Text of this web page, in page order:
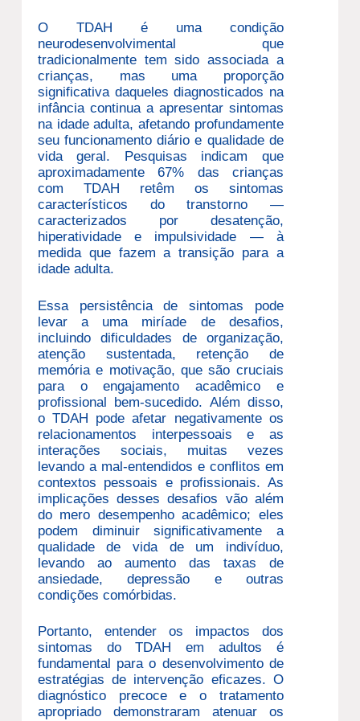
O TDAH é uma condição
neurodesenvolvimental que
tradicionalmente tem sido associada a
crianças, mas uma proporção
significativa daqueles diagnosticados na
infância continua a apresentar sintomas
na idade adulta, afetando profundamente
seu funcionamento diário e qualidade de
vida geral. Pesquisas indicam que
aproximadamente 67% das crianças
com TDAH retêm os sintomas
característicos do transtorno —
caracterizados por desatenção,
hiperatividade e impulsividade — à
medida que fazem a transição para a
idade adulta.
Essa persistência de sintomas pode
levar a uma miríade de desafios,
incluindo dificuldades de organização,
atenção sustentada, retenção de
memória e motivação, que são cruciais
para o engajamento acadêmico e
profissional bem-sucedido. Além disso,
o TDAH pode afetar negativamente os
relacionamentos interpessoais e as
interações sociais, muitas vezes
levando a mal-entendidos e conflitos em
contextos pessoais e profissionais. As
implicações desses desafios vão além
do mero desempenho acadêmico; eles
podem diminuir significativamente a
qualidade de vida de um indivíduo,
levando ao aumento das taxas de
ansiedade, depressão e outras
condições comórbidas.
Portanto, entender os impactos dos
sintomas do TDAH em adultos é
fundamental para o desenvolvimento de
estratégias de intervenção eficazes. O
diagnóstico precoce e o tratamento
apropriado demonstraram atenuar os